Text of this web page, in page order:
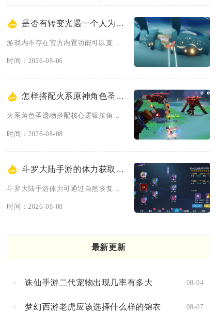
是否有转变光遇一个人为树洞人物的方法
时间：2026-08-06
怎样搭配火系原神角色圣遗物
时间：2026-08-08
斗罗大陆手游的体力获取有哪些方式
时间：2026-08-08
最新更新
诛仙手游二代宠物出现几率有多大 08-04
梦幻西游老虎应该选择什么样的锦衣 08-07